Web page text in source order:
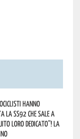
hanno
la SS92 che sale a
loro dedicato”! La